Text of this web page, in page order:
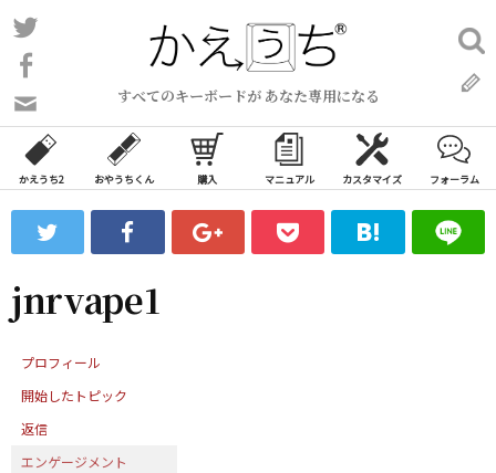
コ
ン
ン
ツ
ス
ッ
プ
すべてのキーボードが あなた専用になる
い
合
わ
フ
ォ
ム
検
索:
かえうち2 おやうちくん 購入 マニュアル カスタマイズ フォーラム
jnrvape1
プロフィール
開始したトピック
返信
エンゲージメント